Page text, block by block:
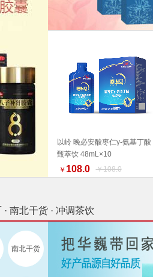
以岭 晚必安酸枣仁γ-氨基丁酸
甄萃饮 48mL×10
￥ 108.0 ￥108.0
· 南北干货 · 冲调茶饮
南北干货